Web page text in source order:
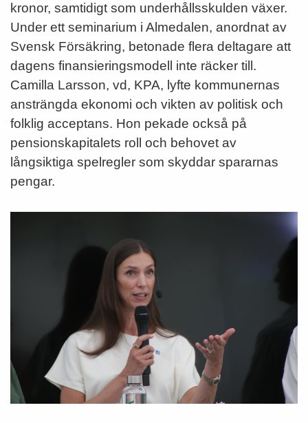
kronor, samtidigt som underhållsskulden växer.
Under ett seminarium i Almedalen, anordnat av
Svensk Försäkring, betonade flera deltagare att
dagens finansieringsmodell inte räcker till.
Camilla Larsson, vd, KPA, lyfte kommunernas
ansträngda ekonomi och vikten av politisk och
folklig acceptans. Hon pekade också på
pensionskapitalets roll och behovet av
långsiktiga spelregler som skyddar spararnas
pengar.